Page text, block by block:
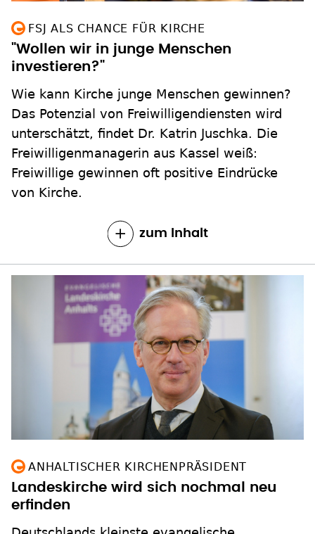
FSJ ALS CHANCE FÜR KIRCHE
"Wollen wir in junge Menschen
investieren?"
Wie kann Kirche junge Menschen gewinnen?
Das Potenzial von Freiwilligendiensten wird
unterschätzt, findet Dr. Katrin Juschka. Die
Freiwilligenmanagerin aus Kassel weiß:
Freiwillige gewinnen oft positive Eindrücke
von Kirche.
zum Inhalt
ANHALTISCHER KIRCHENPRÄSIDENT
Landeskirche wird sich nochmal neu
erfinden